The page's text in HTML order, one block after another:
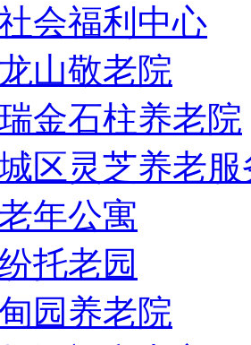
会福利中心
山敬老院
金石柱养老院
区灵芝养老
年公寓
托老园
园养老院